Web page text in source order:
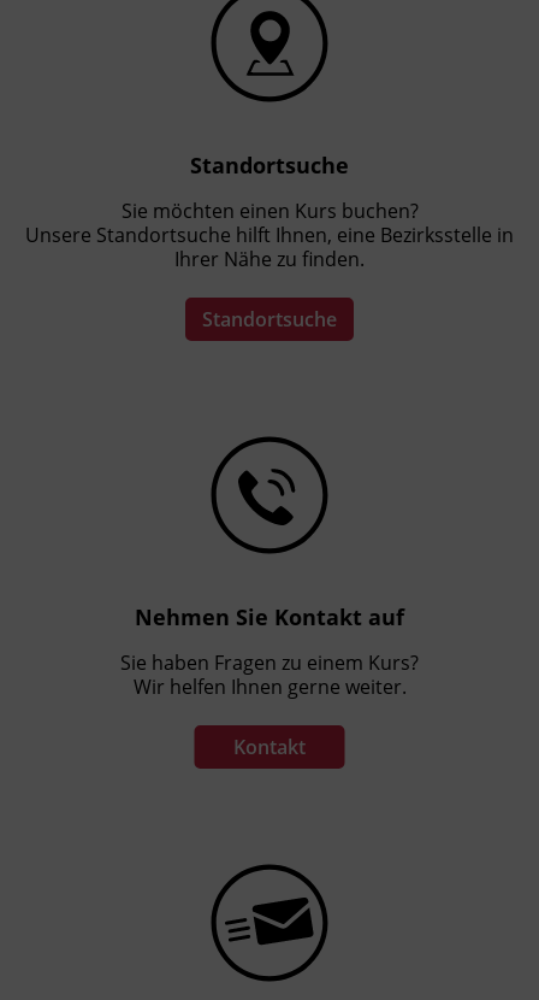
Standortsuche
Sie möchten einen Kurs buchen?
Unsere Standortsuche hilft Ihnen, eine Bezirksstelle in
Ihrer Nähe zu finden.
Standortsuche
Nehmen Sie Kontakt auf
Sie haben Fragen zu einem Kurs?
Wir helfen Ihnen gerne weiter.
Kontakt